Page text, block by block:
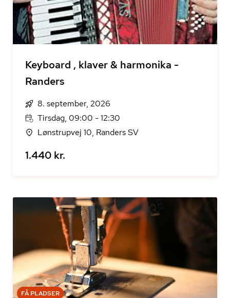
Keyboard , klaver & harmonika -
Randers
8. september, 2026
Tirsdag, 09:00 - 12:30
Lønstrupvej 10, Randers SV
1.440 kr.
FÅ PLADSER